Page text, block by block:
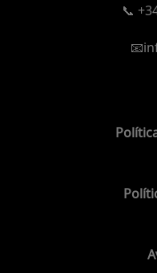
📞